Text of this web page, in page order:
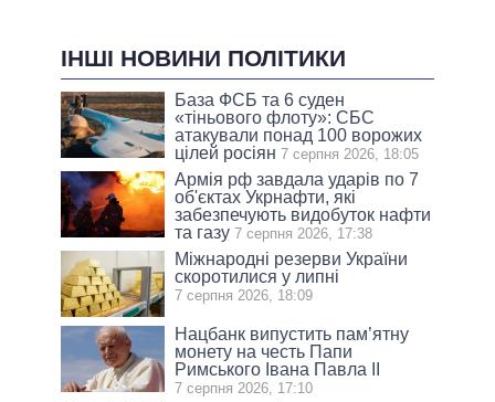
ІНШІ НОВИНИ ПОЛІТИКИ
База ФСБ та 6 суден
«тіньового флоту»: СБС
атакували понад 100 ворожих
цілей росіян 7 серпня 2026, 18:05
Армія рф завдала ударів по 7
об'єктах Укрнафти, які
забезпечують видобуток нафти
та газу 7 серпня 2026, 17:38
Міжнародні резерви України
скоротилися у липні
7 серпня 2026, 18:09
Нацбанк випустить пам’ятну
монету на честь Папи
Римського Івана Павла II
7 серпня 2026, 17:10